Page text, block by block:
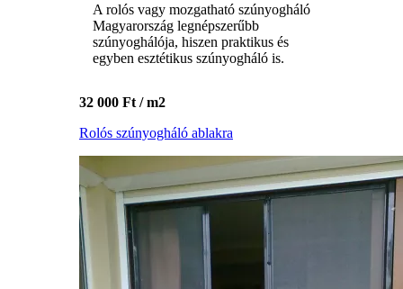
A rolós vagy mozgatható szúnyogháló
Magyarország legnépszerűbb
szúnyoghálója, hiszen praktikus és
egyben esztétikus szúnyogháló is.
32 000 Ft / m2
Rolós szúnyogháló ablakra